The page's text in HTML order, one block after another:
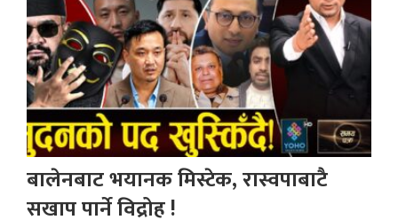
बालेनबाट भयानक मिस्टेक, रास्वपाबाटै
सखाप पार्ने विद्रोह !